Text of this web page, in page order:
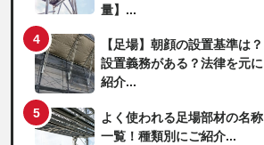
量】...
【足場】朝顔の設置基準は？
設置義務がある？法律を元に
紹介...
よく使われる足場部材の名称
一覧！種類別にご紹介...